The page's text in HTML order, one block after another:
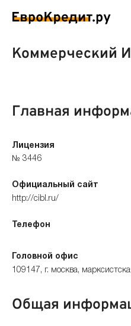
Коммерческий
Главная
Лицензия
№ 3446
Официальный сайт
http://cibl.ru/
Телефон
Головной офис
109147, г. москва,
Общая